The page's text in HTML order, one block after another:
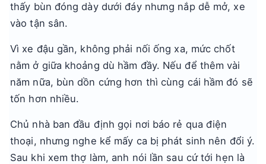
thấy bùn đóng dày dưới đáy nhưng nắp dễ mở, xe
vào tận sân.
Vì xe đậu gần, không phải nối ống xa, mức chốt
nằm ở giữa khoảng dù hầm đầy. Nếu để thêm vài
năm nữa, bùn dồn cứng hơn thì cùng cái hầm đó sẽ
tốn hơn nhiều.
Chủ nhà ban đầu định gọi nơi báo rẻ qua điện
thoại, nhưng nghe kể mấy ca bị phát sinh nên đổi ý.
Sau khi xem thợ làm, anh nói lần sau cứ tới hẹn là